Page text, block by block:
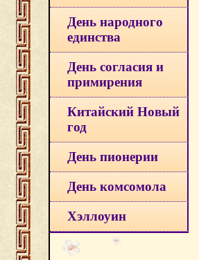
День народного
единства
День согласия и
примирения
Китайский Новый
год
День пионерии
День комсомола
Хэллоуин